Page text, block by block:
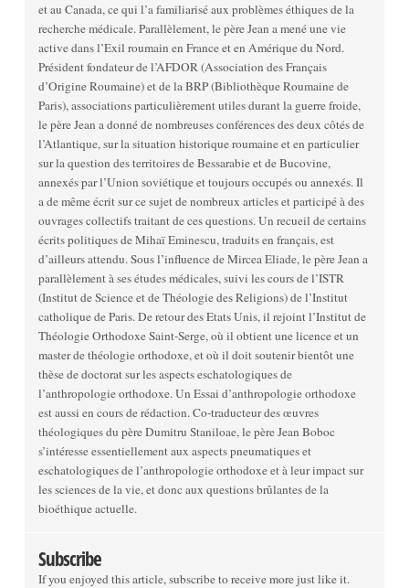
et au Canada, ce qui l’a familiarisé aux problèmes éthiques de la
recherche médicale. Parallèlement, le père Jean a mené une vie
active dans l’Exil roumain en France et en Amérique du Nord.
Président fondateur de l’AFDOR (Association des Français
d’Origine Roumaine) et de la BRP (Bibliothèque Roumaine de
Paris), associations particulièrement utiles durant la guerre froide,
le père Jean a donné de nombreuses conférences des deux côtés de
l’Atlantique, sur la situation historique roumaine et en particulier
sur la question des territoires de Bessarabie et de Bucovine,
annexés par l’Union soviétique et toujours occupés ou annexés. Il
a de même écrit sur ce sujet de nombreux articles et participé à des
ouvrages collectifs traitant de ces questions. Un recueil de certains
écrits politiques de Mihaï Eminescu, traduits en français, est
d’ailleurs attendu. Sous l’influence de Mircea Eliade, le père Jean a
parallèlement à ses études médicales, suivi les cours de l’ISTR
(Institut de Science et de Théologie des Religions) de l’Institut
catholique de Paris. De retour des Etats Unis, il rejoint l’Institut de
Théologie Orthodoxe Saint-Serge, où il obtient une licence et un
master de théologie orthodoxe, et où il doit soutenir bientôt une
thèse de doctorat sur les aspects eschatologiques de
l’anthropologie orthodoxe. Un Essai d’anthropologie orthodoxe
est aussi en cours de rédaction. Co-traducteur des œuvres
théologiques du père Dumitru Staniloae, le père Jean Boboc
s’intéresse essentiellement aux aspects pneumatiques et
eschatologiques de l’anthropologie orthodoxe et à leur impact sur
les sciences de la vie, et donc aux questions brûlantes de la
bioéthique actuelle.
Subscribe
If you enjoyed this article, subscribe to receive more just like it.